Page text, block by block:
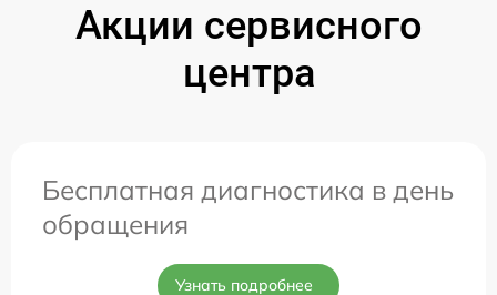
Акции сервисного
центра
Бесплатная диагностика в день
обращения
Узнать подробнее